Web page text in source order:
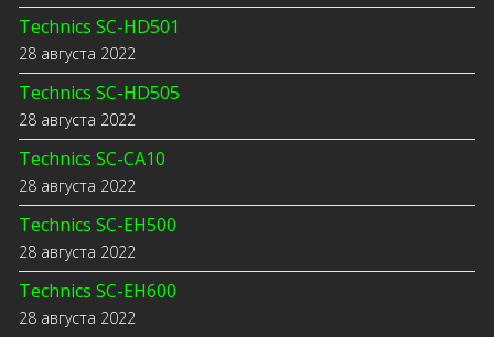
Technics SC-HD501
28 августа 2022
Technics SC-HD505
28 августа 2022
Technics SC-CA10
28 августа 2022
Technics SC-EH500
28 августа 2022
Technics SC-EH600
28 августа 2022